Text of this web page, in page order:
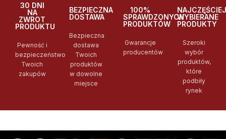
30 DNI
NA
ZWROT
PRODUKTU
Pewność i
bezpieczeństwo
Twoich
zakupów
BEZPIECZNA
DOSTAWA
Bezpieczna
dostawa
Twoich
produktów
w dowolne
miejsce
100%
SPRAWDZONYCH
PRODUKTÓW
Gwarancje
producentów
NAJCZĘŚCIEJ
WYBIERANE
PRODUKTY
Szeroki
wybór
produktów,
które
podbiły
rynek